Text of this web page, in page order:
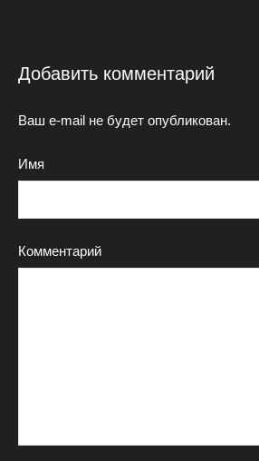
Добавить комментарий
Ваш e-mail не будет опубликован.
Имя
Комментарий